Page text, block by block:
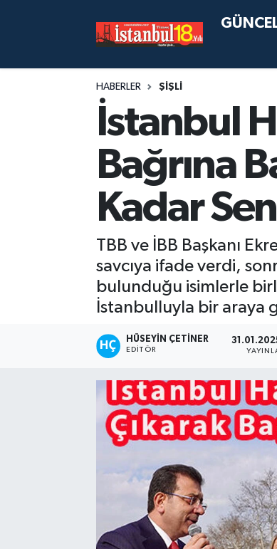
HABERLER ŞİŞLİ
İstanbul
Bağrına
Kadar
TBB ve İBB Başkanı
savcıya ifade verdi,
bulunduğu isimlerle
İstanbulluyla bir araya
HÜSEYIN ÇETINER
EDITÖR